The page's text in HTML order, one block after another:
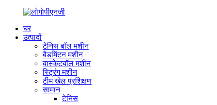
घर
उत्पादों
टेनिस बॉल मशीन
बैडमिंटन मशीन
बास्केटबॉल मशीन
स्ट्रिंग मशीन
टीम खेल प्रशिक्षण
सामान
टेनिस